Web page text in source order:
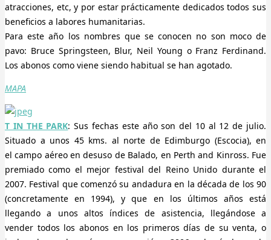
atracciones, etc, y por estar prácticamente dedicados todos sus
beneficios a labores humanitarias.
Para este año los nombres que se conocen no son moco de
pavo: Bruce Springsteen, Blur, Neil Young o Franz Ferdinand.
Los abonos como viene siendo habitual se han agotado.
MAPA
T IN THE PARK: Sus fechas este año son del 10 al 12 de julio.
Situado a unos 45 kms. al norte de Edimburgo (Escocia), en
el campo aéreo en desuso de Balado, en Perth and Kinross. Fue
premiado como el mejor festival del Reino Unido durante el
2007. Festival que comenzó su andadura en la década de los 90
(concretamente en 1994), y que en los últimos años está
llegando a unos altos índices de asistencia, llegándose a
vender todos los abonos en los primeros días de su venta, o